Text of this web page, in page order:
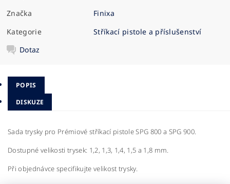
Značka
Finixa
Kategorie
Stříkací pistole a příslušenství
Dotaz
POPIS
DISKUZE
Sada trysky pro Prémiové stříkací pistole SPG 800 a SPG 900.
Dostupné velikosti trysek: 1,2, 1,3, 1,4, 1,5 a 1,8 mm.
Při objednávce specifikujte velikost trysky.